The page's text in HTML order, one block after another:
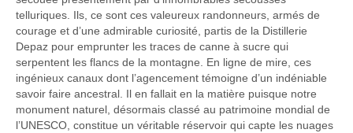
telluriques. Ils, ce sont ces valeureux randonneurs, armés de
courage et d’une admirable curiosité, partis de la Distillerie
Depaz pour emprunter les traces de canne à sucre qui
serpentent les flancs de la montagne. En ligne de mire, ces
ingénieux canaux dont l’agencement témoigne d’un indéniable
savoir faire ancestral. Il en fallait en la matière puisque notre
monument naturel, désormais classé au patrimoine mondial de
l’UNESCO, constitue un véritable réservoir qui capte les nuages